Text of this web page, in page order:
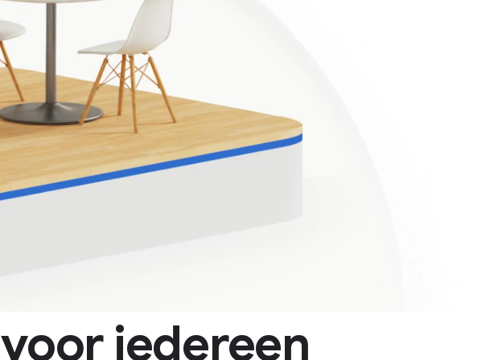
voor iedereen